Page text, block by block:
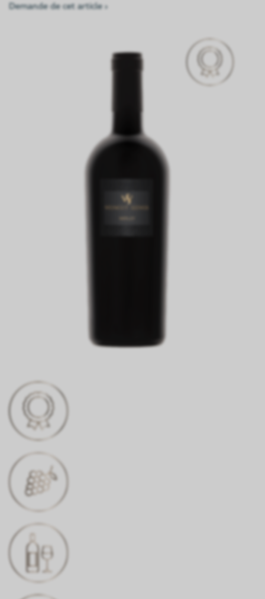
Demande de cet article ›
Or
Merlot
Rouge profond et brillant